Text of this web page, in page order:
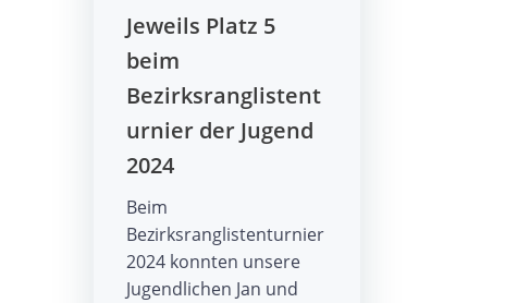
Jeweils Platz 5
beim
Bezirksranglistent
urnier der Jugend
2024
Beim
Bezirksranglistenturnier
2024 konnten unsere
Jugendlichen Jan und